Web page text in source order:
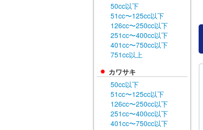
50cc以下
51cc〜125cc以下
126cc〜250cc以下
251cc〜400cc以下
401cc〜750cc以下
751cc以上
カワサキ
50cc以下
51cc〜125cc以下
126cc〜250cc以下
251cc〜400cc以下
401cc〜750cc以下